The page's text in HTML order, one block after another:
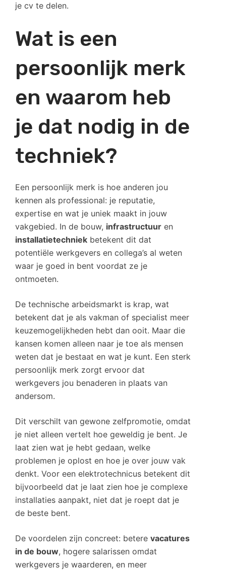
je cv te delen.
Wat is een
persoonlijk merk
en waarom heb
je dat nodig in de
techniek?
Een persoonlijk merk is hoe anderen jou
kennen als professional: je reputatie,
expertise en wat je uniek maakt in jouw
vakgebied. In de bouw, infrastructuur en
installatietechniek betekent dit dat
potentiële werkgevers en collega’s al weten
waar je goed in bent voordat ze je
ontmoeten.
De technische arbeidsmarkt is krap, wat
betekent dat je als vakman of specialist meer
keuzemogelijkheden hebt dan ooit. Maar die
kansen komen alleen naar je toe als mensen
weten dat je bestaat en wat je kunt. Een sterk
persoonlijk merk zorgt ervoor dat
werkgevers jou benaderen in plaats van
andersom.
Dit verschilt van gewone zelfpromotie, omdat
je niet alleen vertelt hoe geweldig je bent. Je
laat zien wat je hebt gedaan, welke
problemen je oplost en hoe je over jouw vak
denkt. Voor een elektrotechnicus betekent dit
bijvoorbeeld dat je laat zien hoe je complexe
installaties aanpakt, niet dat je roept dat je
de beste bent.
De voordelen zijn concreet: betere vacatures
in de bouw, hogere salarissen omdat
werkgevers je waarderen, en meer